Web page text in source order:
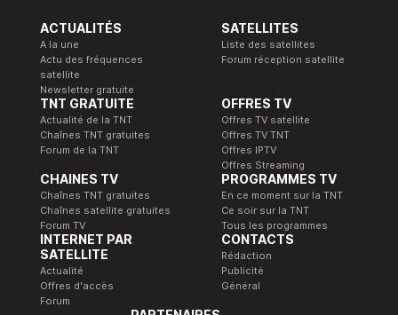
ACTUALITÉS
A la une
Actu des fréquences
satellite
Newsletter gratuite
SATELLITES
Liste des satellites
Forum réception satellite
TNT GRATUITE
Actualité de la TNT
Chaînes TNT gratuites
Forum de la TNT
OFFRES TV
Offres TV satellite
Offres TV TNT
Offres IPTV
Offres Streaming
CHAINES TV
Chaînes TNT gratuites
Chaînes satellite gratuites
Forum TV
PROGRAMMES TV
En ce moment sur la TNT
Ce soir sur la TNT
Tous les programmes
INTERNET PAR
SATELLITE
Actualité
Offres d'accès
Forum
CONTACTS
Rédaction
Publicité
Général